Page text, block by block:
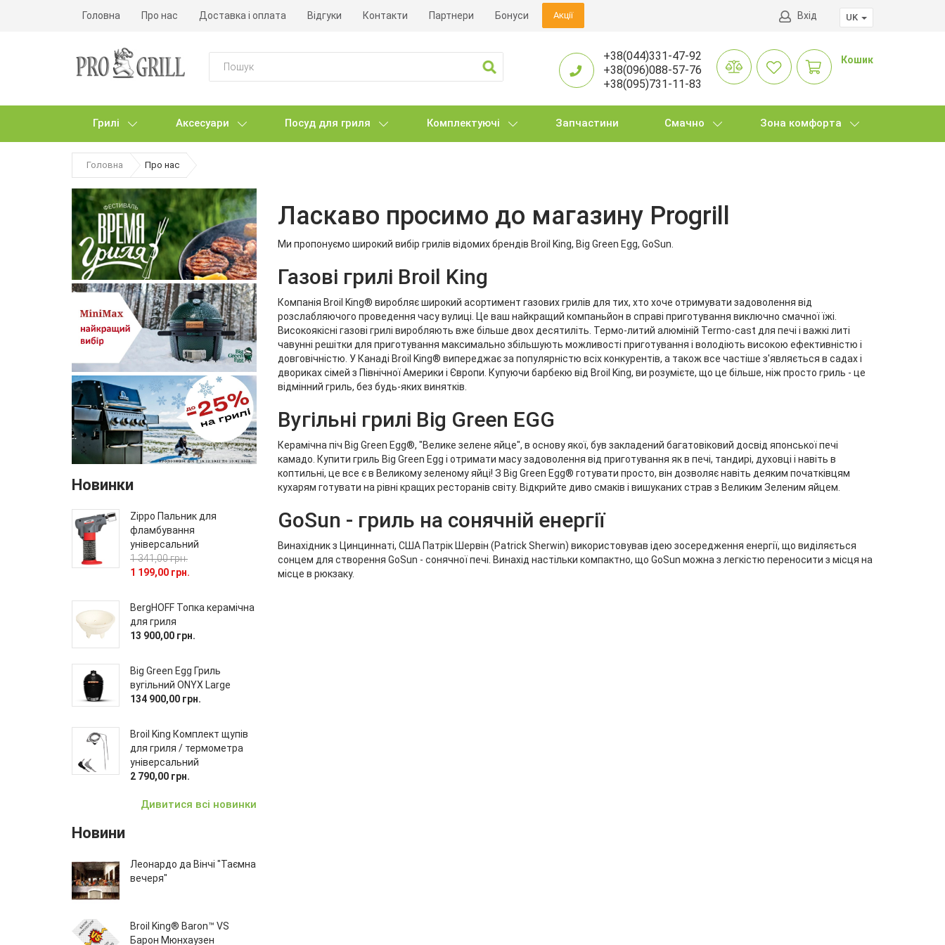
UK
Головна Про нас Доставка і оплата Відгуки Контакти Партнери Бонуси Акції Вхід
Кошик
+38(044)331-47-92
+38(096)088-57-76
+38(095)731-11-83
Грилі Аксесуари Посуд для гриля Комплектуючі Запчастини Смачно Зона комфорта
Головна Про нас
Новинки
Zippo Пальник для
фламбування
універсальний
1 341,00 грн.
1 199,00 грн.
BergHOFF Топка керамічна
для гриля
13 900,00 грн.
Big Green Egg Гриль
вугільний ONYX Large
134 900,00 грн.
Broil King Комплект щупів
для гриля / термометра
універсальний
2 790,00 грн.
Дивитися всі новинки
Новини
Леонардо да Вінчі "Таємна
вечеря"
Broil King® Baron™ VS
Барон Мюнхаузен
Ласкаво просимо до магазину Progrill
Ми пропонуємо широкий вибір грилів відомих брендів Broil King, Big Green Egg, GoSun.
Газові грилі Broil King
Компанія Broil King® виробляє широкий асортимент газових грилів для тих, хто хоче отримувати задоволення від
розслабляючого проведення часу вулиці. Це ваш найкращий компаньйон в справі приготування виключно смачної їжі.
Високоякісні газові грилі виробляють вже більше двох десятиліть. Термо-литий алюміній Termo-cast для печі і важкі литі
чавунні решітки для приготування максимально збільшують можливості приготування і володіють високою ефективністю і
довговічністю. У Канаді Broil King® випереджає за популярністю всіх конкурентів, а також все частіше з'являється в садах і
двориках сімей з Північної Америки і Європи. Купуючи барбекю від Broil King, ви розумієте, що це більше, ніж просто гриль - це
відмінний гриль, без будь-яких винятків.
Вугільні грилі Big Green EGG
Керамічна піч Big Green Egg®, "Велике зелене яйце", в основу якої, був закладений багатовіковий досвід японської печі
камадо. Купити гриль Big Green Egg і отримати масу задоволення від приготування як в печі, тандирі, духовці і навіть в
коптильні, це все є в Великому зеленому яйці! З Big Green Egg® готувати просто, він дозволяє навіть деяким початківцям
кухарям готувати на рівні кращих ресторанів світу. Відкрийте диво смаків і вишуканих страв з Великим Зеленим яйцем.
GoSun - гриль на сонячній енергії
Винахідник з Цинциннаті, США Патрік Шервін (Patrick Sherwin) використовував ідею зосередження енергії, що виділяється
сонцем для створення GoSun - сонячної печі. Винахід настільки компактно, що GoSun можна з легкістю переносити з місця на
місце в рюкзаку.